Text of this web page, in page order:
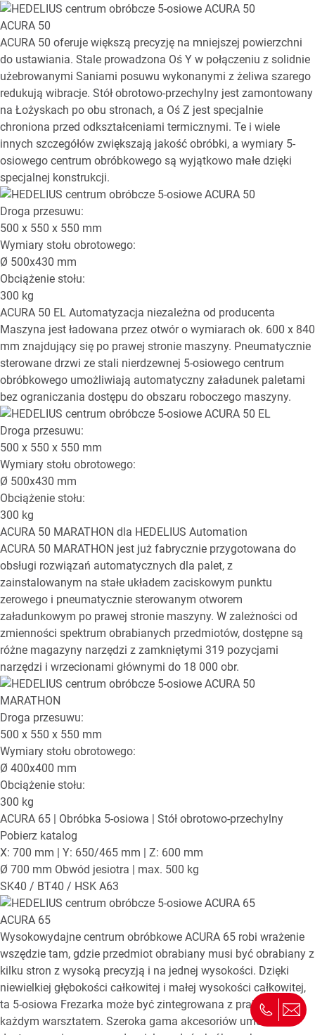
ACURA 50
ACURA 50 oferuje większą precyzję na mniejszej powierzchni
do ustawiania. Stale prowadzona Oś Y w połączeniu z solidnie
użebrowanymi Saniami posuwu wykonanymi z żeliwa szarego
redukują wibracje. Stół obrotowo-przechylny jest zamontowany
na Łożyskach po obu stronach, a Oś Z jest specjalnie
chroniona przed odkształceniami termicznymi. Te i wiele
innych szczegółów zwiększają jakość obróbki, a wymiary 5-
osiowego centrum obróbkowego są wyjątkowo małe dzięki
specjalnej konstrukcji.
Droga przesuwu:
500 x 550 x 550 mm
Wymiary stołu obrotowego:
Ø 500x430 mm
Obciążenie stołu:
300 kg
ACURA 50 EL Automatyzacja niezależna od producenta
Maszyna jest ładowana przez otwór o wymiarach ok. 600 x 840
mm znajdujący się po prawej stronie maszyny. Pneumatycznie
sterowane drzwi ze stali nierdzewnej 5-osiowego centrum
obróbkowego umożliwiają automatyczny załadunek paletami
bez ograniczania dostępu do obszaru roboczego maszyny.
Droga przesuwu:
500 x 550 x 550 mm
Wymiary stołu obrotowego:
Ø 500x430 mm
Obciążenie stołu:
300 kg
ACURA 50 MARATHON dla HEDELIUS Automation
ACURA 50 MARATHON jest już fabrycznie przygotowana do
obsługi rozwiązań automatycznych dla palet, z
zainstalowanym na stałe układem zaciskowym punktu
zerowego i pneumatycznie sterowanym otworem
załadunkowym po prawej stronie maszyny. W zależności od
zmienności spektrum obrabianych przedmiotów, dostępne są
różne magazyny narzędzi z zamkniętymi 319 pozycjami
narzędzi i wrzecionami głównymi do 18 000 obr.
Droga przesuwu:
500 x 550 x 550 mm
Wymiary stołu obrotowego:
Ø 400x400 mm
Obciążenie stołu:
300 kg
ACURA 65 | Obróbka 5-osiowa | Stół obrotowo-przechylny
Pobierz katalog
X: 700 mm | Y: 650/465 mm | Z: 600 mm
Ø 700 mm Obwód jesiotra | max. 500 kg
SK40 / BT40 / HSK A63
ACURA 65
Wysokowydajne centrum obróbkowe ACURA 65 robi wrażenie
wszędzie tam, gdzie przedmiot obrabiany musi być obrabiany z
kilku stron z wysoką precyzją i na jednej wysokości. Dzięki
niewielkiej głębokości całkowitej i małej wysokości całkowitej,
ta 5-osiowa Frezarka może być zintegrowana z praktycznie
każdym warsztatem. Szeroka gama akcesoriów umożliwia